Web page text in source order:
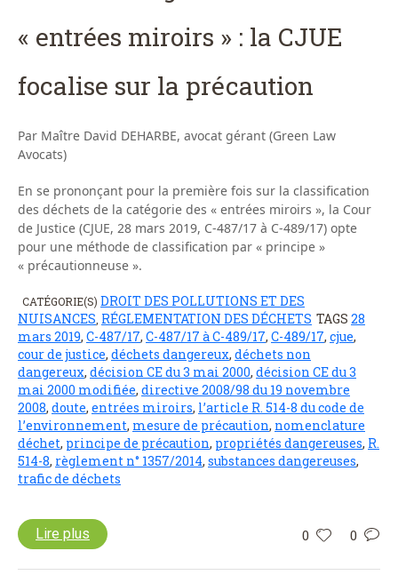
« entrées miroirs » : la CJUE
focalise sur la précaution
Par Maître David DEHARBE, avocat gérant (Green Law
Avocats)
En se prononçant pour la première fois sur la classification
des déchets de la catégorie des « entrées miroirs », la Cour
de Justice (CJUE, 28 mars 2019, C-487/17 à C-489/17) opte
pour une méthode de classification par « principe »
« précautionneuse ».
CATÉGORIE(S) DROIT DES POLLUTIONS ET DES
NUISANCES RÉGLEMENTATION DES DÉCHETS TAGS 28
mars 2019, C-487/17, C-487/17 à C-489/17, C-489/17, cjue,
cour de justice, déchets dangereux, déchets non
dangereux, décision CE du 3 mai 2000, décision CE du 3
mai 2000 modifiée, directive 2008/98 du 19 novembre
2008, doute, entrées miroirs, l’article R. 514-8 du code de
l’environnement, mesure de précaution, nomenclature
déchet, principe de précaution, propriétés dangereuses, R.
514-8, règlement n° 1357/2014, substances dangereuses,
trafic de déchets
0 0
Lire plus